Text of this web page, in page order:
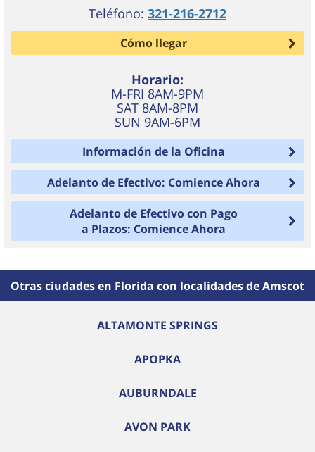
Teléfono: 321-216-2712
Cómo llegar
Horario:
M-FRI 8AM-9PM
SAT 8AM-8PM
SUN 9AM-6PM
Información de la Oficina
Adelanto de Efectivo: Comience Ahora
Adelanto de Efectivo con Pago
a Plazos: Comience Ahora
Otras ciudades en Florida con localidades de Amscot
ALTAMONTE SPRINGS
APOPKA
AUBURNDALE
AVON PARK